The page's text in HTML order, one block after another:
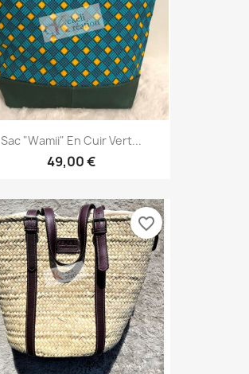
Sac "Wamii" En Cuir Vert...
49,00 €
favorite_border